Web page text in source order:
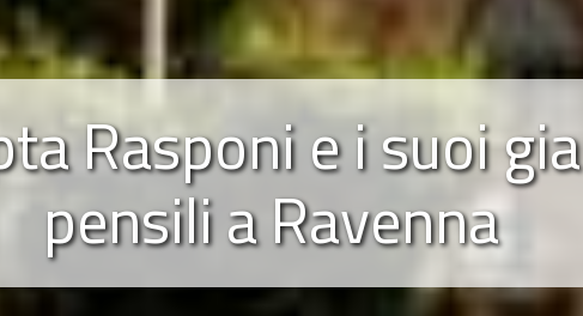
Rasponi e i suoi
pensili a Ravenna